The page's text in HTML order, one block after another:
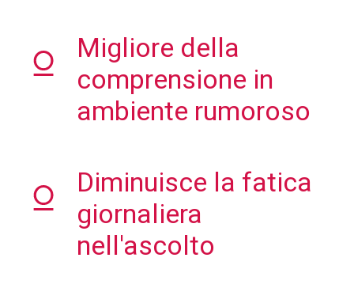
Migliore della
comprensione in
ambiente rumoroso
Diminuisce la fatica
giornaliera
nell'ascolto